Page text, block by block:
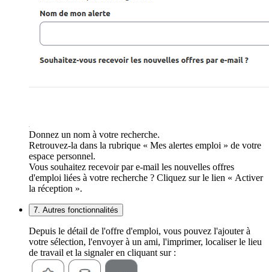
Donnez un nom à votre recherche.
Retrouvez-la dans la rubrique « Mes alertes emploi » de votre
espace personnel.
Vous souhaitez recevoir par e-mail les nouvelles offres
d'emploi liées à votre recherche ? Cliquez sur le lien « Activer
la réception ».
7. Autres fonctionnalités
Depuis le détail de l'offre d'emploi, vous pouvez l'ajouter à
votre sélection, l'envoyer à un ami, l'imprimer, localiser le lieu
de travail et la signaler en cliquant sur :